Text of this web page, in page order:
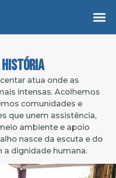
História
atua onde as
intensas. Acolhemos
comunidades e
que unem assistência,
ambiente e apoio
nasce da escuta e do
dignidade humana.